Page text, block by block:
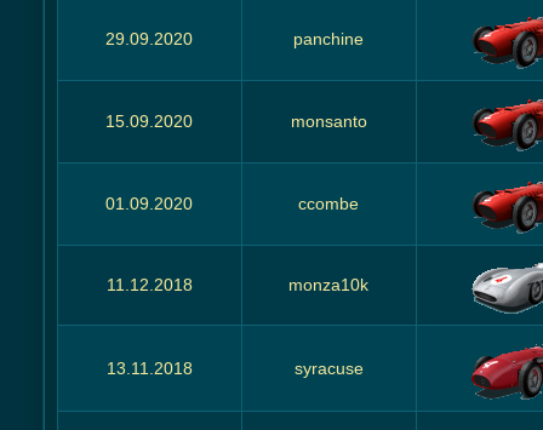
29.09.2020 panchine
15.09.2020 monsanto
01.09.2020 ccombe
11.12.2018 monza10k
13.11.2018 syracuse